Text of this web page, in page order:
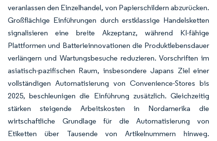
veranlassen den Einzelhandel, von Papierschildern abzurücken.
Großflächige Einführungen durch erstklassige Handelsketten
signalisieren eine breite Akzeptanz, während KI-fähige
Plattformen und Batterieinnovationen die Produktlebensdauer
verlängern und Wartungsbesuche reduzieren. Vorschriften im
asiatisch-pazifischen Raum, insbesondere Japans Ziel einer
vollständigen Automatisierung von Convenience-Stores bis
2025, beschleunigen die Einführung zusätzlich. Gleichzeitig
stärken steigende Arbeitskosten in Nordamerika die
wirtschaftliche Grundlage für die Automatisierung von
Etiketten über Tausende von Artikelnummern hinweg.